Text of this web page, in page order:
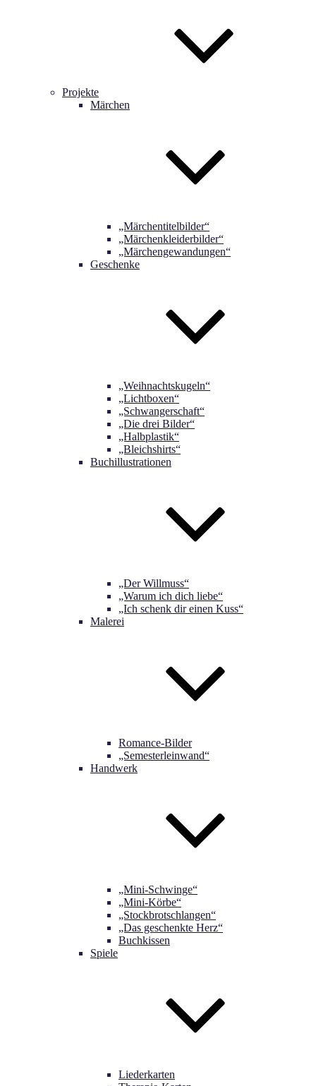
Projekte
Märchen
„Märchentitelbilder“
„Märchenkleiderbilder“
„Märchengewandungen“
Geschenke
„Weihnachtskugeln“
„Lichtboxen“
„Schwangerschaft“
„Die drei Bilder“
„Halbplastik“
„Bleichshirts“
Buchillustrationen
„Der Willmuss“
„Warum ich dich liebe“
„Ich schenk dir einen Kuss“
Malerei
Romance-Bilder
„Semesterleinwand“
Handwerk
„Mini-Schwinge“
„Mini-Körbe“
„Stockbrotschlangen“
„Das geschenkte Herz“
Buchkissen
Spiele
Liederkarten